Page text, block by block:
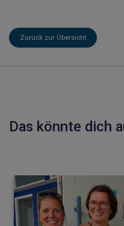
Zurück zur Übersicht
Das könnte dich